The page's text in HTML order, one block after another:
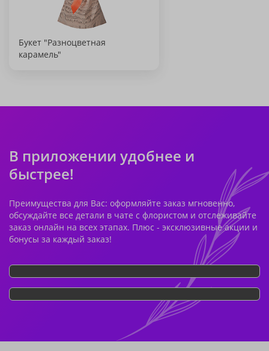
Букет "Разноцветная
карамель"
В приложении удобнее и
быстрее!
Преимущества для Вас: оформляйте заказ мгновенно,
обсуждайте все детали в чате с флористом и отслеживайте
заказ онлайн на всех этапах. Плюс - эксклюзивные акции и
бонусы за каждый заказ!